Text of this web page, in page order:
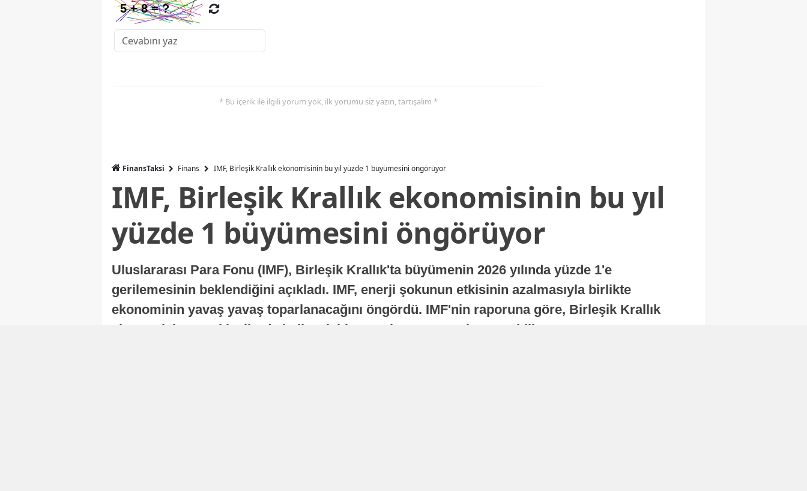
* Bu içerik ile ilgili yorum yok, ilk yorumu siz yazın, tartışalım *
FinansTaksi Finans IMF, Birleşik Krallık ekonomisinin bu yıl yüzde 1 büyümesini öngörüyor
IMF, Birleşik Krallık ekonomisinin bu yıl
yüzde 1 büyümesini öngörüyor
Uluslararası Para Fonu (IMF), Birleşik Krallık'ta büyümenin 2026 yılında yüzde 1'e
gerilemesinin beklendiğini açıkladı. IMF, enerji şokunun etkisinin azalmasıyla birlikte
ekonominin yavaş yavaş toparlanacağını öngördü. IMF'nin raporuna göre, Birleşik Krallık
ekonomisi, sonraki yıllarda istikrarlı bir toparlanma süreci yaşayabilir.